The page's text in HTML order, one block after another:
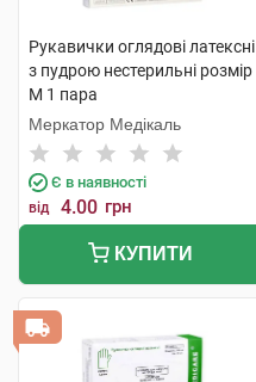
Рукавички оглядові латексні
з пудрою нестерильні розмір
М 1 пара
Меркатор Медікаль
Є в наявності
від 4.00 грн
КУПИТИ